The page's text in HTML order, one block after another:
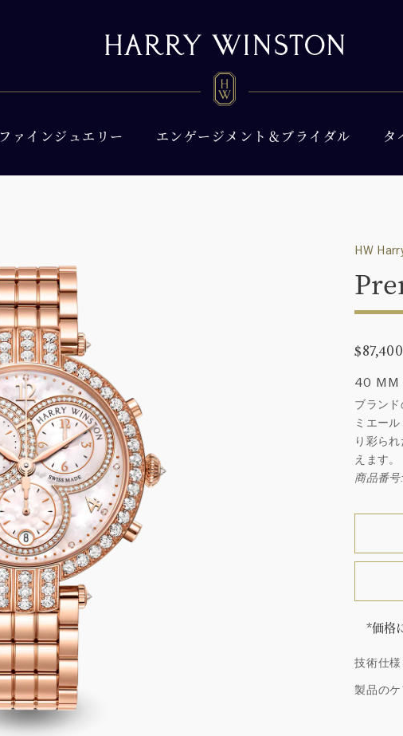
ファインジュエリー エンゲージメント＆ブライダル タ
HW
$87,400
40 MM
ブラン
ミエー
り彩ら
えます。
商品番
*価格
ウィ
厳選
つひ
技術仕
製品の